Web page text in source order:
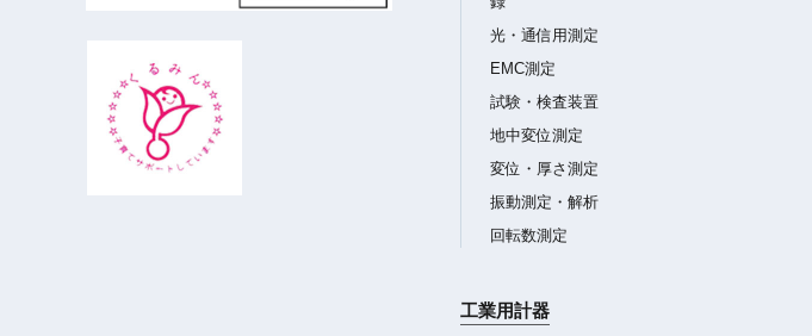
光・通信用測定
EMC測定
試験・検査装置
地中変位測定
変位・厚さ測定
振動測定・解析
回転数測定
工業用計器